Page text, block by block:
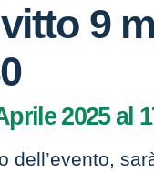
9
2025 al
dell’evento,